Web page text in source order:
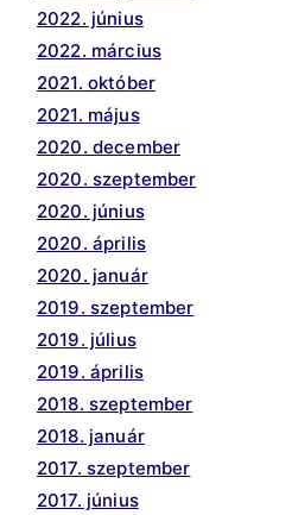
2022. június
2022. március
2021. október
2021. május
2020. december
2020. szeptember
2020. június
2020. április
2020. január
2019. szeptember
2019. július
2019. április
2018. szeptember
2018. január
2017. szeptember
2017. június